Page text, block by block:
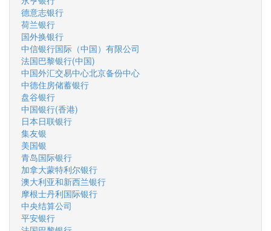
德意志银行
荷兰银行
国外换银行
中信银行国际（中国）有限公司
法国巴黎银行(中国)
中国外汇交易中心北京备份中心
中德住房储蓄银行
盘谷银行
中国银行(香港)
日本日联银行
集友银
美国银
青岛国际银行
加拿大蒙特利尔银行
澳大利亚和新西兰银行
摩根士丹利国际银行
中央结算公司
平安银行